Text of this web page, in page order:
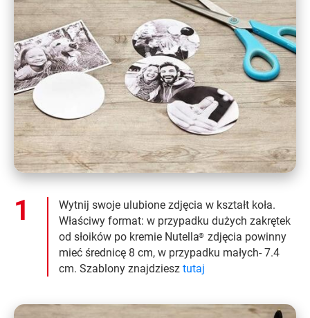
Wytnij swoje ulubione zdjęcia w kształt koła.
Właściwy format: w przypadku dużych zakrętek
od słoików po kremie Nutella® zdjęcia powinny
mieć średnicę 8 cm, w przypadku małych- 7.4
cm. Szablony znajdziesz tutaj